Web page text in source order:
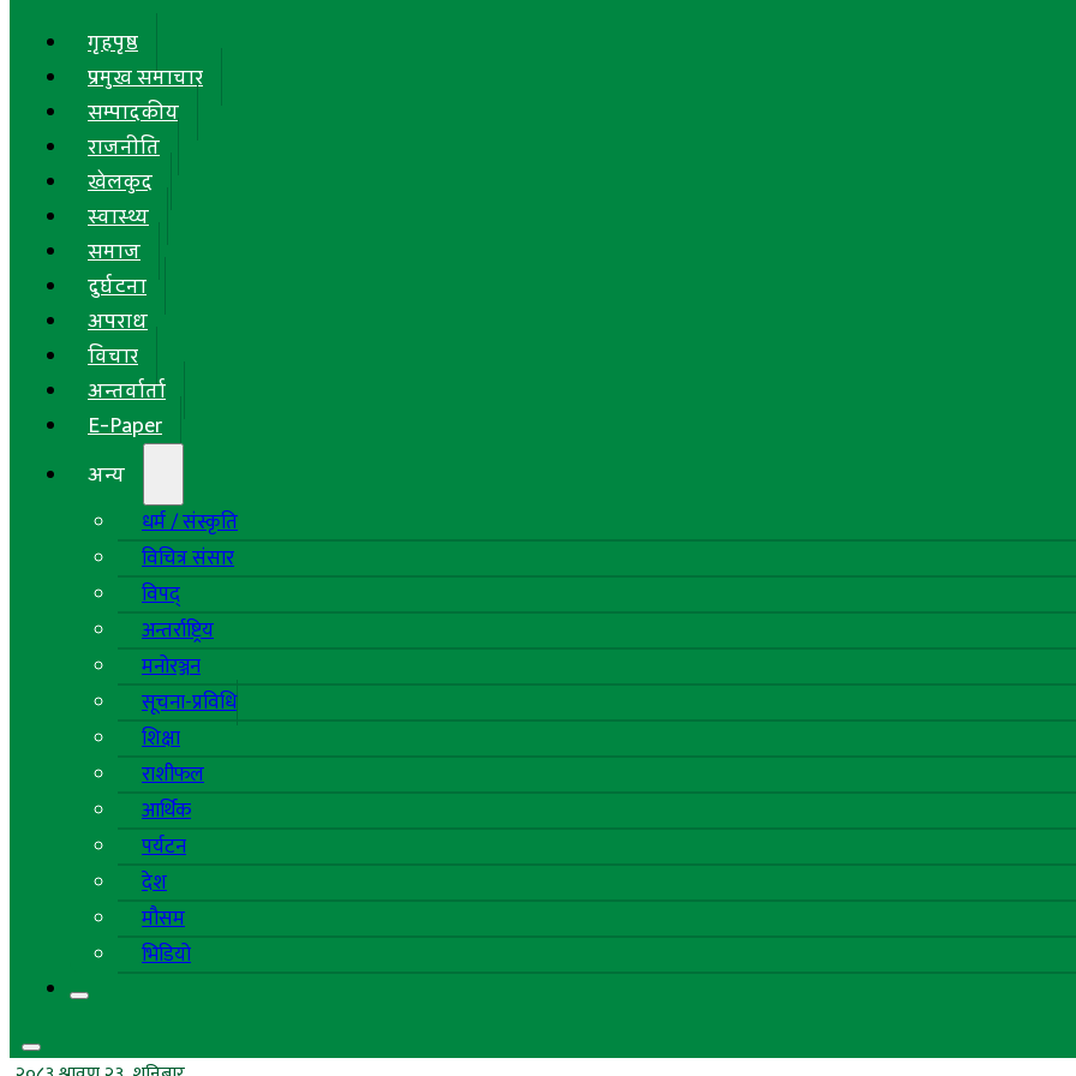
गृहपृष्ठ
प्रमुख समाचार
सम्पादकीय
राजनीति
खेलकुद
स्वास्थ्य
समाज
दुर्घटना
अपराध
विचार
अन्तर्वार्ता
E-Paper
अन्य
धर्म / संस्कृति
विचित्र संसार
विपद्
अन्तर्राष्ट्रिय
मनोरञ्जन
सूचना-प्रविधि
शिक्षा
राशीफल
आर्थिक
पर्यटन
देश
मौसम
भिडियो